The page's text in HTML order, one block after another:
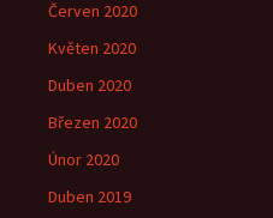
Červen 2020
Květen 2020
Duben 2020
Březen 2020
Únor 2020
Duben 2019